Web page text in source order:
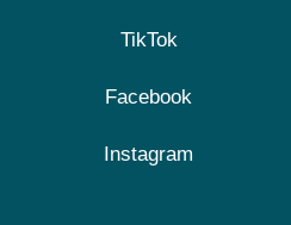
TikTok
Facebook
Instagram